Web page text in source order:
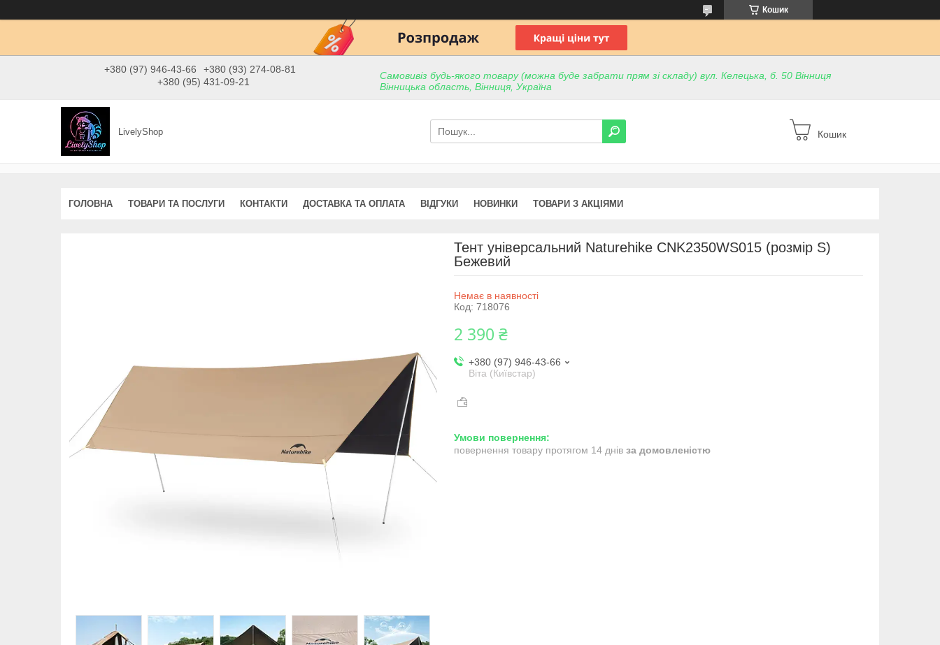
Кошик
+380 (97) 946-43-66
+380 (93) 274-08-81
+380 (95) 431-09-21
Самовивіз будь-якого товару (можна буде забрати прям зі складу) вул. Келецька, б. 50 Вінниця
Вінницька область, Вінниця, Україна
LivelyShop Кошик
ГОЛОВНА ТОВАРИ ТА ПОСЛУГИ КОНТАКТИ ДОСТАВКА ТА ОПЛАТА ВІДГУКИ НОВИНКИ ТОВАРИ З АКЦІЯМИ
Тент універсальний Naturehike CNK2350WS015 (розмір S)
Бежевий
Немає в наявності
Код: 718076
2 390 ₴
+380 (97) 946-43-66
Віта (Київстар)
повернення товару протягом 14 днів за домовленістю